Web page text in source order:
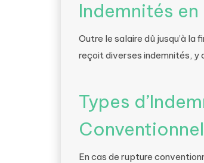
Indemnités
Outre le salaire dû jusqu’à la
reçoit diverses indemnités, y
Types
En cas de rupture